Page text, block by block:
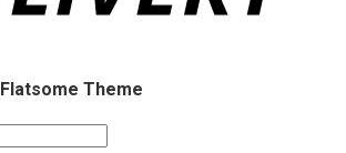
Flatsome Theme